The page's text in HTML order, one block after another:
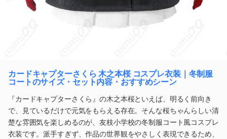
カードキャプターさくら 木之本桜 コスプレ衣装｜冬制服
コートのサイズ・セット内容・おすすめシーン
『カードキャプターさくら』の木之本桜といえば、明るく前向き
で、見ているだけで元気をもらえる存在。そんな桜ちゃんらしい清
楚な雰囲気を楽しめるのが、友枝小学校の冬制服コート風コスプレ
衣装です。派手すぎず、作品の世界観をやさしく表現できるため、